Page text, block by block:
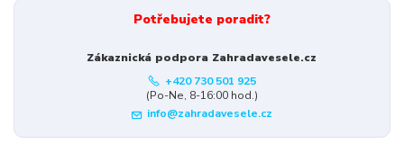
Potřebujete poradit?
Zákaznická podpora Zahradavesele.cz
+420 730 501 925
(Po-Ne, 8-16:00 hod.)
info@zahradavesele.cz